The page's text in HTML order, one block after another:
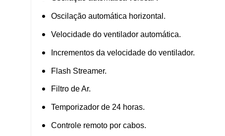
Oscilação automática horizontal.
Velocidade do ventilador automática.
Incrementos da velocidade do ventilador.
Flash Streamer.
Filtro de Ar.
Temporizador de 24 horas.
Controle remoto por cabos.